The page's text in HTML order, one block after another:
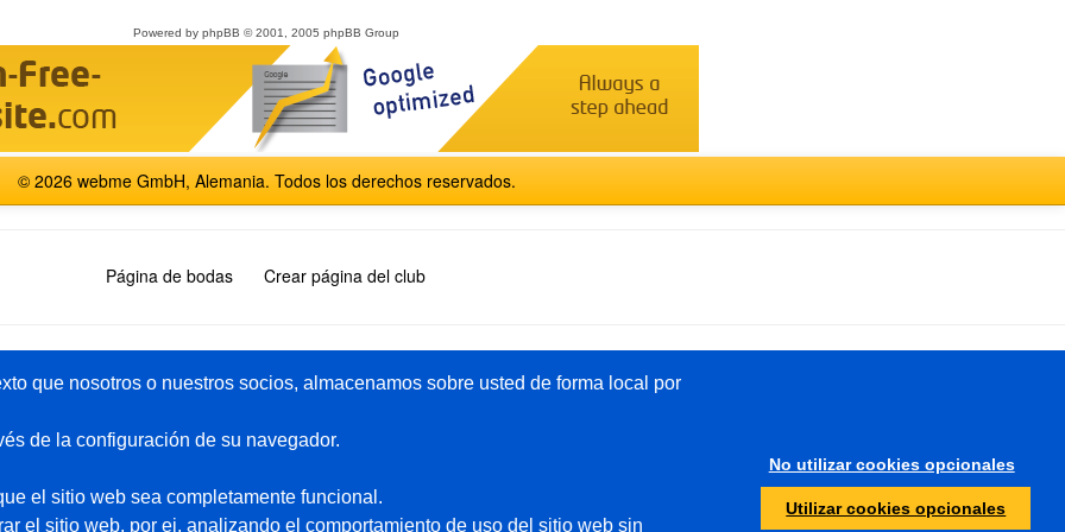
Powered by phpBB © 2001, 2005 phpBB Group
© 2026 webme GmbH, Alemania. Todos los derechos reservados.
Página de bodas Crear página del club
Español Français Italiano Русский Türkçe
Pagina gratis
Páginas de ejemplo
que nosotros o nuestros socios, almacenamos sobre usted de forma local por
de la configuración de su navegador.
el sitio web sea completamente funcional.
el sitio web, por ej. analizando el comportamiento de uso del sitio web sin
No utilizar cookies opcionales
Utilizar cookies opcionales